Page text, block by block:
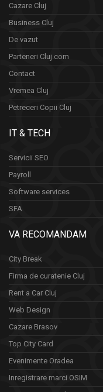
Cazare Cluj
Business Cluj
De vazut
Parteneri Cluj.com
Contact
Vremea Cluj
Petreceri Copii Cluj
IT & TECH
Servicii SEO
Payroll
Software services
SFA
VA RECOMANDAM
City Break
Firma de curatenie Cluj
Rent a Car Cluj
Web Design
Cazare Brasov
Top City Card
Evenimente Oradea
Inregistrare marci OSIM